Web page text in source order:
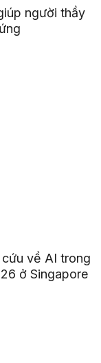
người thầy
về AI trong
ở Singapore